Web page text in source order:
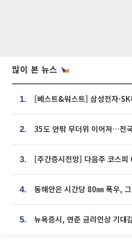
많이 본 뉴스
1.
2.
3.
4.
5.